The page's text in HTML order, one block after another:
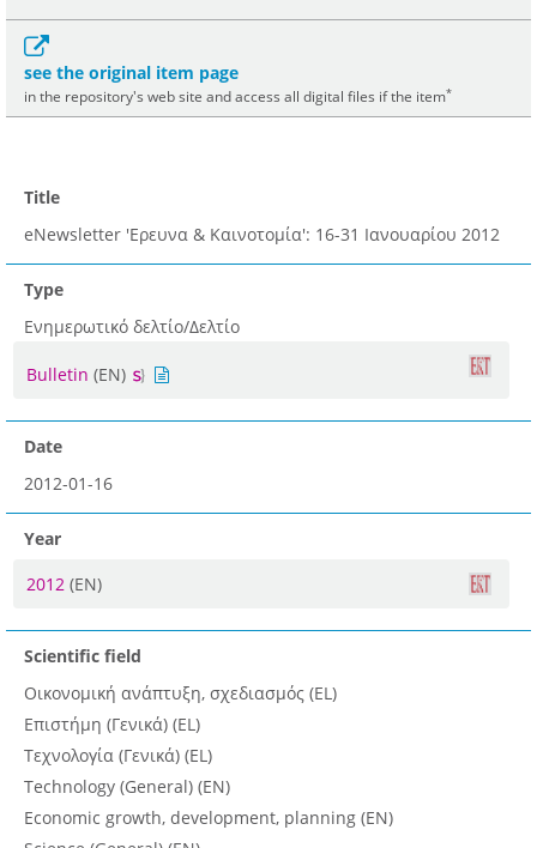
see the original item page
in the repository's web site and access all digital files if the item*
Title
eNewsletter 'Ερευνα & Καινοτομία': 16-31 Ιανουαρίου 2012
Type
Ενημερωτικό δελτίο/Δελτίο
Bulletin (EN)
Date
2012-01-16
Year
2012 (EN)
Scientific field
Οικονομική ανάπτυξη, σχεδιασμός (EL)
Επιστήμη (Γενικά) (EL)
Τεχνολογία (Γενικά) (EL)
Technology (General) (EN)
Economic growth, development, planning (EN)